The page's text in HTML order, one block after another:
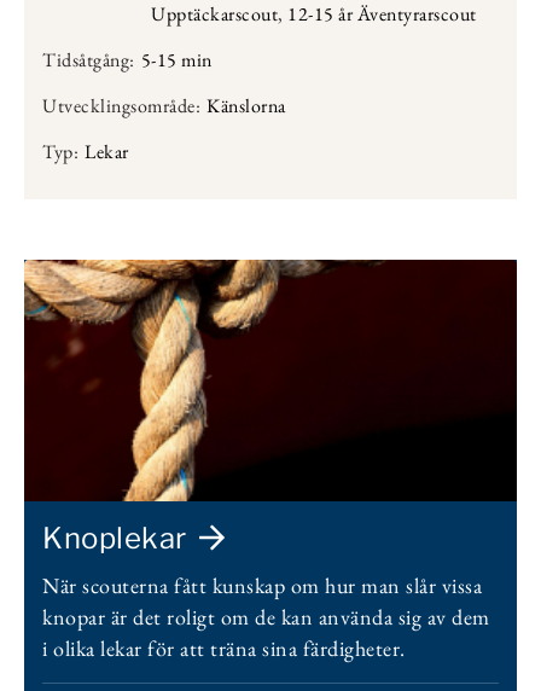
Upptäckarscout, 12-15 år Äventyrarscout
Tidsåtgång: 5-15 min
Utvecklingsområde: Känslorna
Typ: Lekar
Knoplekar
När scouterna fått kunskap om hur man slår vissa
knopar är det roligt om de kan använda sig av dem
i olika lekar för att träna sina färdigheter.